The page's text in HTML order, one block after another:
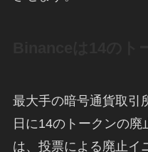
最大手の暗号通貨取引
日に14のトークンの
は、投票による廃止イ